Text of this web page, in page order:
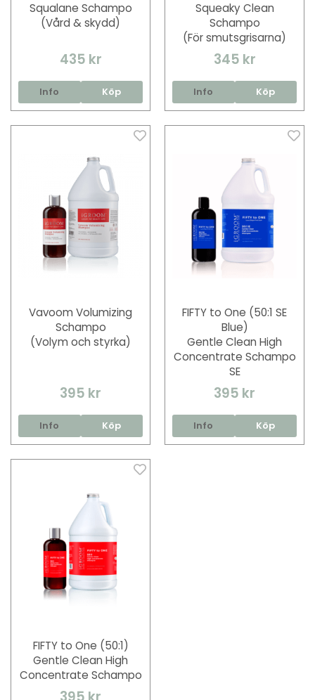
Squalane Schampo
(Vård & skydd)
435 kr
Info Köp
Squeaky Clean
Schampo
(För smutsgrisarna)
345 kr
Info Köp
Vavoom Volumizing
Schampo
(Volym och styrka)
395 kr
Info Köp
FIFTY to One (50:1 SE
Blue)
Gentle Clean High
Concentrate Schampo
SE
395 kr
Info Köp
FIFTY to One (50:1)
Gentle Clean High
Concentrate Schampo